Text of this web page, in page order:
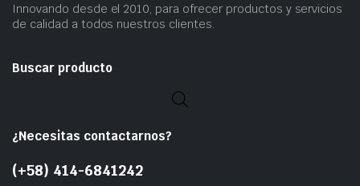
Innovando desde el 2010, para ofrecer productos y servicios
de calidad a todos nuestros clientes.
Buscar producto
¿Necesitas contactarnos?
(+58) 414-6841242